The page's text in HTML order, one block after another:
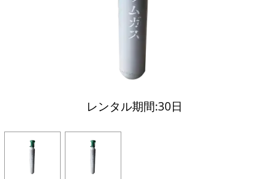
レンタル期間:30日